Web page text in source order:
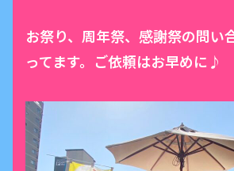
お祭り、周年祭、感謝祭の問い
ってます。ご依頼はお早めに♪